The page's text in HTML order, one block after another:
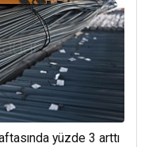
yüzde 3 arttı